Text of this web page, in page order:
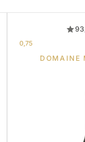
0,75
DOMAINE